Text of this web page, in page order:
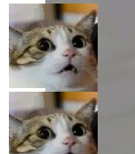
的核心质量命题。会
工具选型手册》发布
nt智能测试系统入选
O而言，这提示了一
工具升级为企业的质
现实 过去两年，CIO
一是如何让大模型和
eev 管它叫"软件设
鲜——代数数据类型
（sum type）。但他
型系统的学术体操，
章从一个简单的例子
设置，如果用布尔
ean 表示是否可切换
局
Cloudflare 开源内
dflare OS
Cloudflare 发布了一
S。如果你只看官方
个"AI 知识库 + 聊天
做，没什么新鲜的。
局
Deno 团队开源